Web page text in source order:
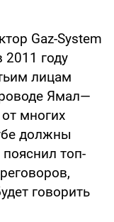
Gaz-System
2011 году
лицам
Ямал—
многих
должны
топ-
говорить